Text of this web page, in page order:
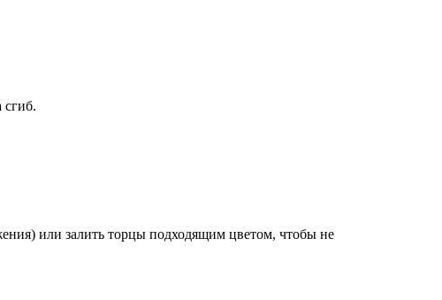
сгиб.
или залить торцы подходящим цветом, чтобы не